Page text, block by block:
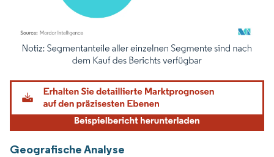
Bild © Mordor Intelligence. Wiederverwendung erfordert Namensnennung
Geografische Analyse